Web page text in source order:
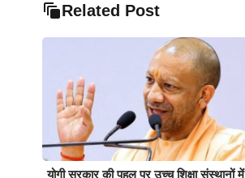
Related Post
योगी सरकार की पहल पर उच्च शिक्षा संस्थानों में